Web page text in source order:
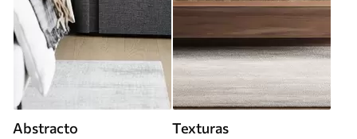
Abstracto Texturas